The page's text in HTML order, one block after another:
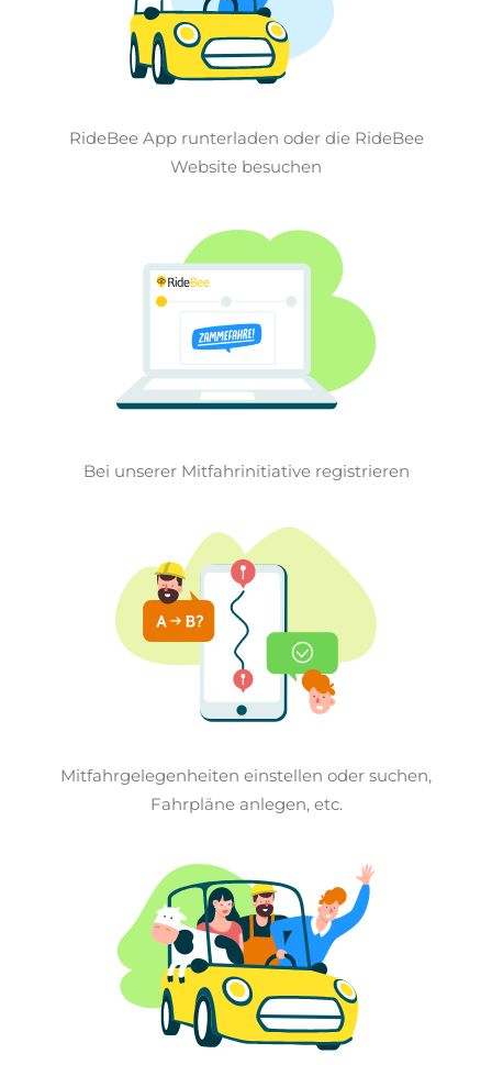
RideBee App runterladen oder die RideBee
Website besuchen
Bei unserer Mitfahrinitiative registrieren
Mitfahrgelegenheiten einstellen oder suchen,
Fahrpläne anlegen, etc.